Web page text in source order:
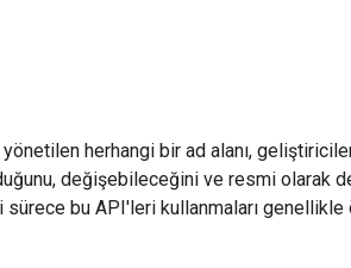
yönetilen herhangi bir ad alanı,
değişebileceğini ve resmi olarak
bu API'leri kullanmaları genellikle